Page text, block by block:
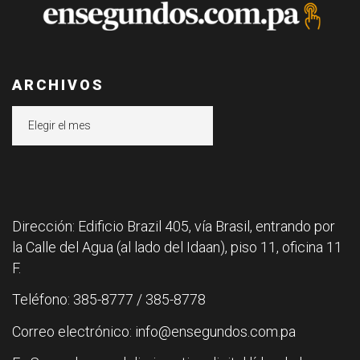
ARCHIVOS
Dirección: Edificio Brazil 405, vía Brasil, entrando por
la Calle del Agua (al lado del Idaan), piso 11, oficina 11
F.
Teléfono: 385-8777 / 385-8778
Correo electrónico: info@ensegundos.com.pa